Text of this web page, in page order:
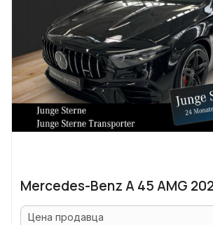
Mercedes-Benz A 45 AMG
Цена продавца